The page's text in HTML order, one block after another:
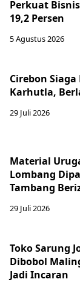
Perkuat
19,2 Persen
5 Agustus 2026
Cirebon
Karhutla,
29 Juli 2026
Material
Lombang
Tambang
29 Juli 2026
Toko Sarung
Dibobol
Jadi Incaran